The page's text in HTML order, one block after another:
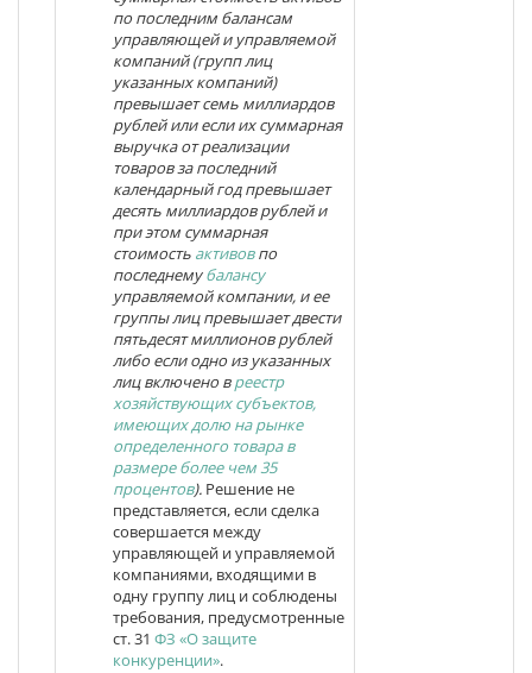
по последним балансам
управляющей и управляемой
компаний (групп лиц
указанных компаний)
превышает семь миллиардов
рублей или если их суммарная
выручка от реализации
товаров за последний
календарный год превышает
десять миллиардов рублей и
при этом суммарная
стоимость активовпо
последнемубалансу
управляемой компании, и ее
группы лиц превышает двести
пятьдесят миллионов рублей
либо если одно из указанных
лиц включено вреестр
хозяйствующих субъектов,
имеющих долю на рынке
определенного товара в
размере более чем 35
процентов). Решение не
представляется, если сделка
совершается между
управляющей и управляемой
компаниями, входящими в
одну группу лиц и соблюдены
требования, предусмотренные
ст. 31 ФЗ «О защите
конкуренции».